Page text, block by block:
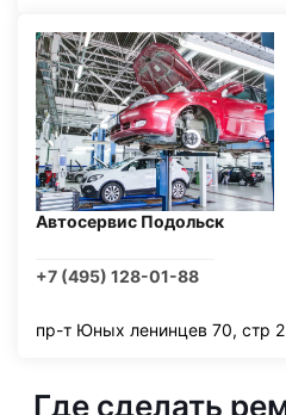
Автосервис Подольск
+7 (495) 128-01-88
пр-т Юных ленинцев 70, стр 2
Где сделать